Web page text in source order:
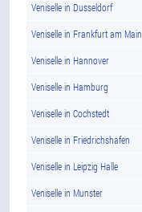
Veniselle in Dusseldorf
Veniselle in Frankfurt am Main
Veniselle in Hannover
Veniselle in Hamburg
Veniselle in Cochstedt
Veniselle in Friedrichshafen
Veniselle in Leipzig Halle
Veniselle in Munster